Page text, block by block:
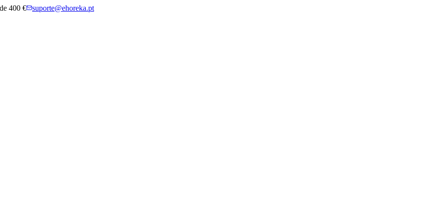
400 € suporte@ehoreka.pt